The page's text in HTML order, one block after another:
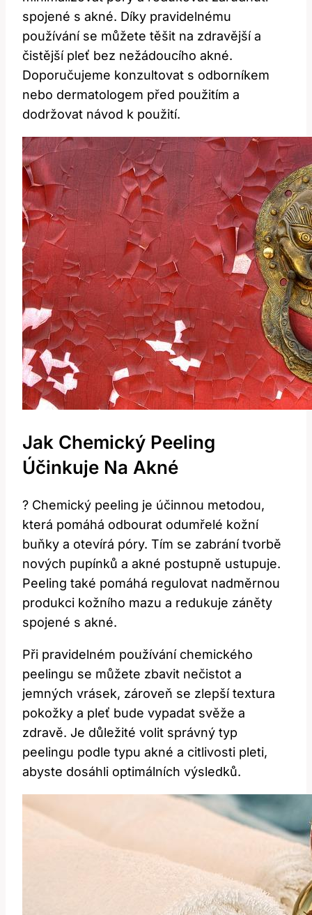
spojené s akné. Díky pravidelnému
používání se můžete těšit na zdravější a
čistější pleť bez nežádoucího akné.
Doporučujeme konzultovat s odborníkem
nebo dermatologem před použitím a
dodržovat návod k použití.
Jak Chemický Peeling
Účinkuje Na Akné
? Chemický peeling je účinnou metodou,
která pomáhá odbourat odumřelé kožní
buňky a otevírá póry. Tím se zabrání tvorbě
nových pupínků a akné postupně ustupuje.
Peeling také pomáhá regulovat nadměrnou
produkci kožního mazu a redukuje záněty
spojené s akné.
Při pravidelném používání chemického
peelingu se můžete zbavit nečistot a
jemných vrásek, zároveň se zlepší textura
pokožky a pleť bude vypadat svěže a
zdravě. Je důležité volit správný typ
peelingu podle typu akné a citlivosti pleti,
abyste dosáhli optimálních výsledků.